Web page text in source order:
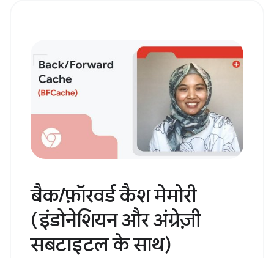
बैक/फ़ॉरवर्ड कैश मेमोरी
(इंडोनेशियन और अंग्रेज़ी
सबटाइटल के साथ)